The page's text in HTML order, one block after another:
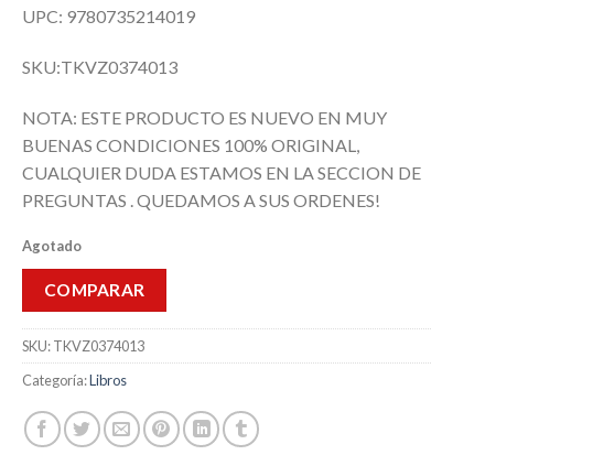
UPC: 9780735214019
SKU:TKVZ0374013
NOTA: ESTE PRODUCTO ES NUEVO EN MUY
BUENAS CONDICIONES 100% ORIGINAL,
CUALQUIER DUDA ESTAMOS EN LA SECCION DE
PREGUNTAS . QUEDAMOS A SUS ORDENES!
Agotado
COMPARAR
SKU:TKVZ0374013
Categoría:Libros